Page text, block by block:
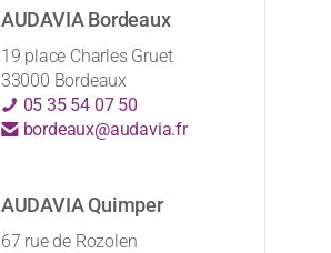
AUDAVIA Bordeaux
19 place Charles Gruet
33000 Bordeaux
05 35 54 07 50
bordeaux@audavia.fr
AUDAVIA Quimper
67 rue de Rozolen